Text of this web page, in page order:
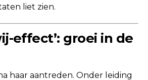
liet zien.
effect’: groei in de
haar aantreden. Onder leiding